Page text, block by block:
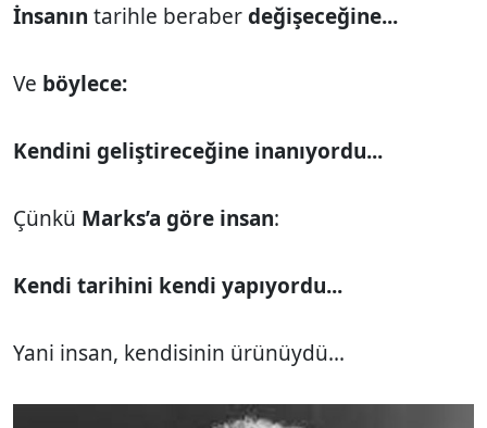
İnsanın tarihle beraberdeğişeceğine...
Ve böylece:
Kendini geliştireceğine inanıyordu...
Çünkü Marks’a göre insan:
Kendi tarihini kendi yapıyordu...
Yani insan, kendisinin ürünüydü...